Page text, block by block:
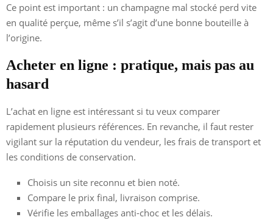
Ce point est important : un champagne mal stocké perd vite
en qualité perçue, même s’il s’agit d’une bonne bouteille à
l’origine.
Acheter en ligne : pratique, mais pas au
hasard
L’achat en ligne est intéressant si tu veux comparer
rapidement plusieurs références. En revanche, il faut rester
vigilant sur la réputation du vendeur, les frais de transport et
les conditions de conservation.
Choisis un site reconnu et bien noté.
Compare le prix final, livraison comprise.
Vérifie les emballages anti-choc et les délais.